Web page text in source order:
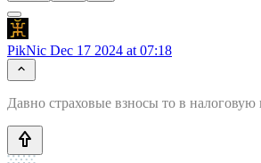
PikNic Dec 17 2024 at 07:18
Давно страховые взносы то в налоговую